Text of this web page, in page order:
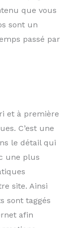
que vous
sont un
passé par
et à première
C’est une
le détail qui
une plus
site. Ainsi
sont taggés
afin